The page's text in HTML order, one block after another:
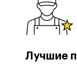
Лучшие